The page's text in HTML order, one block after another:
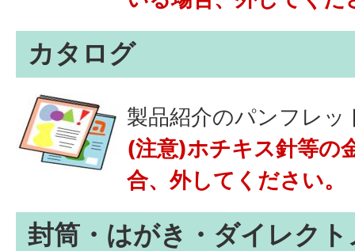
カタログ
製品紹介のパンフレ
(注意)ホチキス針等の
合、外してください。
封筒・はがき・ダイレク